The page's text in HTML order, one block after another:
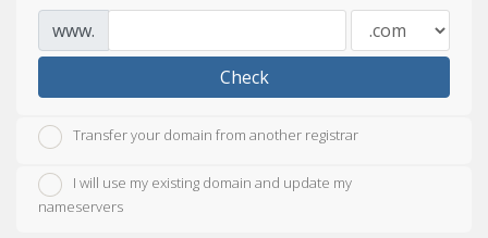
www.
Check
Transfer your domain from another registrar
I will use my existing domain and update my
nameservers